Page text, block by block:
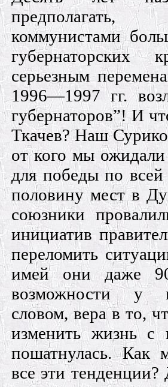
коммунистами
губернаторских
серьезным
1996—1997 гг.
губернаторов”! И
Ткачев? Наш
от кого мы ожидали
для победы по
половину мест в
союзники
инициатив
переломить
имей они даже
возможности у
словом, вера в то,
изменить жизнь с
пошатнулась. Как
все эти